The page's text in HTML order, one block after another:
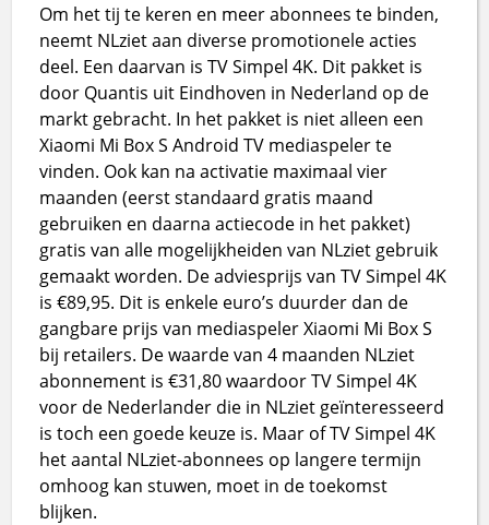
Om het tij te keren en meer abonnees te binden,
neemt NLziet aan diverse promotionele acties
deel. Een daarvan is TV Simpel 4K. Dit pakket is
door Quantis uit Eindhoven in Nederland op de
markt gebracht. In het pakket is niet alleen een
Xiaomi Mi Box S Android TV mediaspeler te
vinden. Ook kan na activatie maximaal vier
maanden (eerst standaard gratis maand
gebruiken en daarna actiecode in het pakket)
gratis van alle mogelijkheiden van NLziet gebruik
gemaakt worden. De adviesprijs van TV Simpel 4K
is €89,95. Dit is enkele euro’s duurder dan de
gangbare prijs van mediaspeler Xiaomi Mi Box S
bij retailers. De waarde van 4 maanden NLziet
abonnement is €31,80 waardoor TV Simpel 4K
voor de Nederlander die in NLziet geïnteresseerd
is toch een goede keuze is. Maar of TV Simpel 4K
het aantal NLziet-abonnees op langere termijn
omhoog kan stuwen, moet in de toekomst
blijken.